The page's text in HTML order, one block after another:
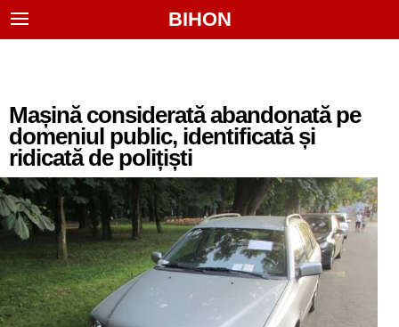
BIHON
Mașină considerată abandonată pe
domeniul public, identificată și
ridicată de polițiști